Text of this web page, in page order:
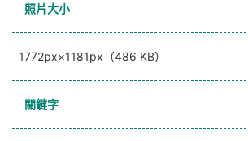
照片大小
1772px×1181px（486 KB）
關鍵字